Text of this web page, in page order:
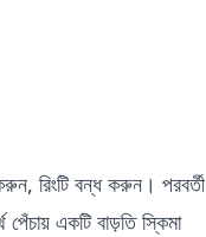
রিংটি বন্ধ করুন। পরবর্তী
পেঁচায় একটি বাড়তি স্কিমা